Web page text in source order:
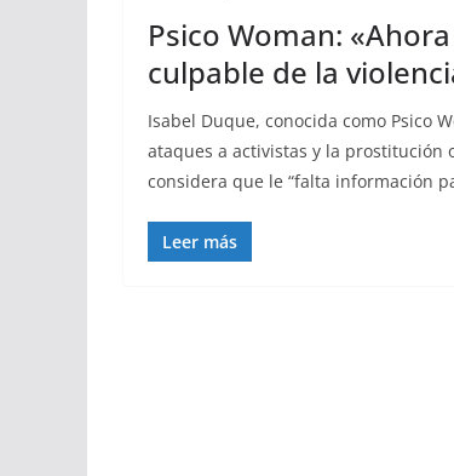
Psico Woman:
culpable de la
Isabel Duque, conocida como Psico
ataques a activistas y la
considera que le “falta información
Leer más